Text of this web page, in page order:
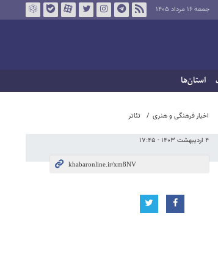
جمعه ۱۶ مرداد ۱۴۰۵
استان‌ها
اخبار فرهنگی و هنری تئاتر
۴ اردیبهشت ۱۴۰۳ - ۱۷:۴۵